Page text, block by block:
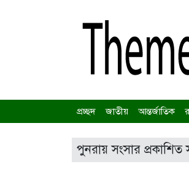
প্রচ্ছদ জাতীয় আন্তর্জাতিক
পুনরায় সংসার